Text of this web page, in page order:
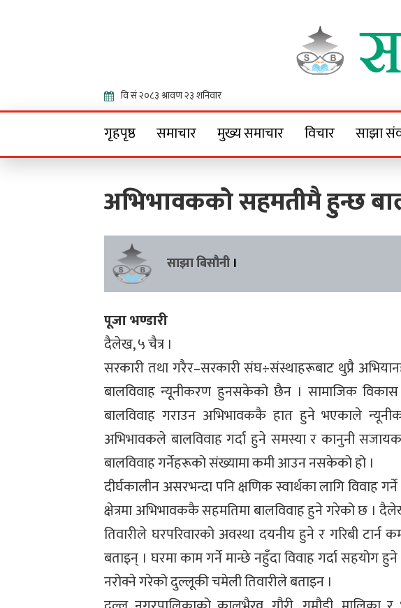
गृहपृष्ठ समाचार मुख्य समाचार विचार साझा
अभिभावकको सहमतीमै हुन्छ
साझा बिसौनी ।
पूजा भण्डारी
दैलेख, ५ चैत्र ।
सरकारी तथा गरैर–सरकारी संघ÷संस्थाहरूबाट थुप्रै
बालविवाह न्यूनीकरण हुनसकेको छैन । सामाजिक
बालविवाह गराउन अभिभावककै हात हुने भएकाले
अभिभावकले बालविवाह गर्दा हुने समस्या र कानुनी
बालविवाह गर्नेहरूको संख्यामा कमी आउन नसकेको हो ।
दीर्घकालीन असरभन्दा पनि क्षणिक स्वार्थका लागि विवाह
क्षेत्रमा अभिभावककै सहमतिमा बालविवाह हुने गरेको छ ।
तिवारीले घरपरिवारको अवस्था दयनीय हुने र गरिबी टार्न
बताइन् । घरमा काम गर्ने मान्छे नहुँदा विवाह गर्दा सहयोग
नरोक्ने गरेको दुल्लूकी चमेली तिवारीले बताइन ।